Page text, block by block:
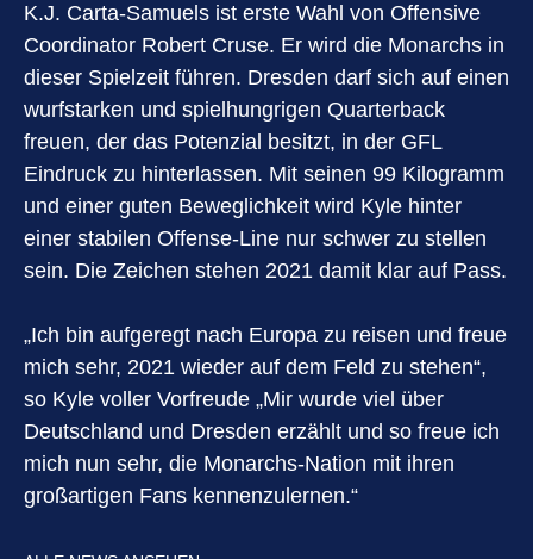
K.J. Carta-Samuels ist erste Wahl von Offensive
Coordinator Robert Cruse. Er wird die Monarchs in
dieser Spielzeit führen. Dresden darf sich auf einen
wurfstarken und spielhungrigen Quarterback
freuen, der das Potenzial besitzt, in der GFL
Eindruck zu hinterlassen. Mit seinen 99 Kilogramm
und einer guten Beweglichkeit wird Kyle hinter
einer stabilen Offense-Line nur schwer zu stellen
sein. Die Zeichen stehen 2021 damit klar auf Pass.
„Ich bin aufgeregt nach Europa zu reisen und freue
mich sehr, 2021 wieder auf dem Feld zu stehen“,
so Kyle voller Vorfreude „Mir wurde viel über
Deutschland und Dresden erzählt und so freue ich
mich nun sehr, die Monarchs-Nation mit ihren
großartigen Fans kennenzulernen.“